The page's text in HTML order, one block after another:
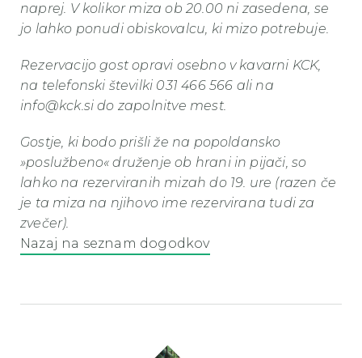
naprej. V kolikor miza ob 20.00 ni zasedena, se
jo lahko ponudi obiskovalcu, ki mizo potrebuje.
Rezervacijo gost opravi osebno v kavarni KCK,
na telefonski številki 031 466 566 ali na
info@kck.si do zapolnitve mest.
Gostje, ki bodo prišli že na popoldansko
»poslužbeno« druženje ob hrani in pijači, so
lahko na rezerviranih mizah do 19. ure (razen če
je ta miza na njihovo ime rezervirana tudi za
zvečer).
Nazaj na seznam dogodkov